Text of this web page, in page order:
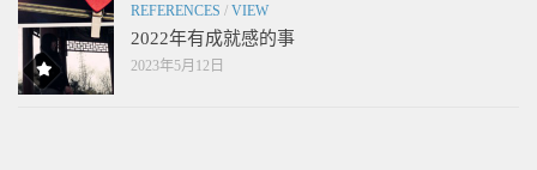
REFERENCES / VIEW
2022年有成就感的事
2023年5月12日